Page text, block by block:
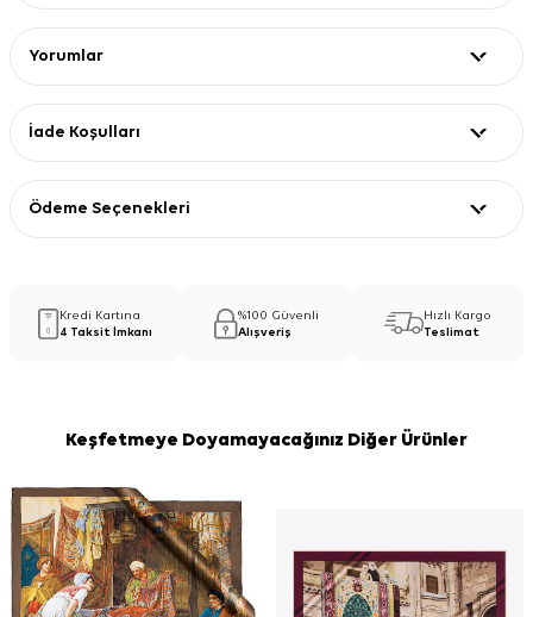
Yorumlar
İade Koşulları
Ödeme Seçenekleri
Kredi Kartına
4 Taksit İmkanı
%100 Güvenli
Alışveriş
Hızlı Kargo
Teslimat
Keşfetmeye Doyamayacağınız Diğer Ürünler